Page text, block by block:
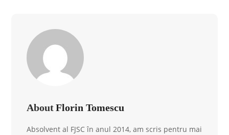
About Florin Tomescu
Absolvent al FJSC în anul 2014, am scris pentru mai